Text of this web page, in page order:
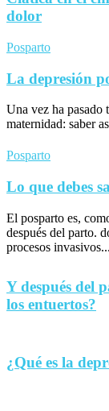
dolor
Posparto
La depresión
Una vez ha pasado
maternidad: saber
Posparto
Lo que debes
El posparto es,
después del parto.
procesos invasivos...
Y después del
los entuertos?
¿Qué es la